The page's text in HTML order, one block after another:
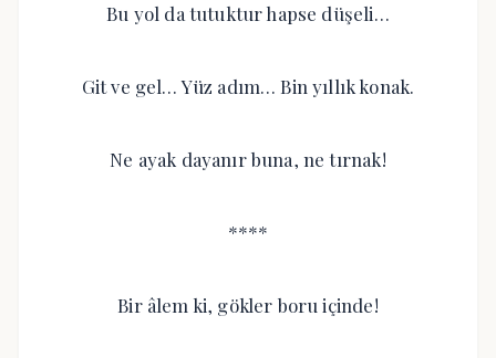
Bu yol da tutuktur hapse düşeli…
Git ve gel… Yüz adım… Bin yıllık konak.
Ne ayak dayanır buna, ne tırnak!
****
Bir âlem ki, gökler boru içinde!